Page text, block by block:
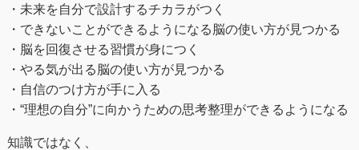
・未来を自分で設計するチカラがつく
・できないことができるようになる脳の使い方が見つかる
・脳を回復させる習慣が身につく
・やる気が出る脳の使い方が見つかる
・自信のつけ方が手に入る
・“理想の自分”に向かうための思考整理ができるようになる
知識ではなく、